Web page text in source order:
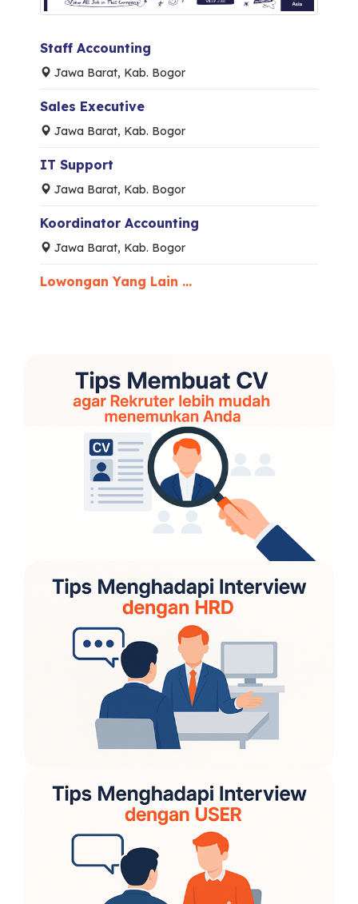
Staff Accounting
Jawa Barat, Kab. Bogor
Sales Executive
Jawa Barat, Kab. Bogor
IT Support
Jawa Barat, Kab. Bogor
Koordinator Accounting
Jawa Barat, Kab. Bogor
Lowongan Yang Lain ...